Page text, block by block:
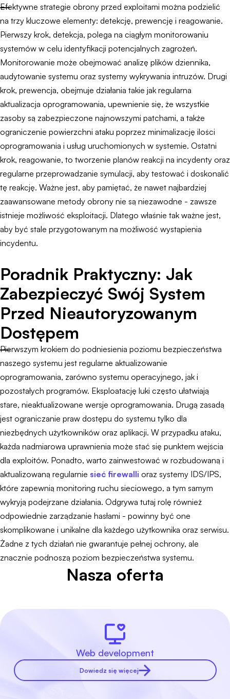
Efektywne strategie obrony przed exploitami można podzielić
na trzy kluczowe elementy: detekcję, prewencję i reagowanie.
Pierwszy krok, detekcja, polega na ciągłym monitorowaniu
systemów w celu identyfikacji potencjalnych zagrożeń.
Monitorowanie może obejmować analizę plików dziennika,
audytowanie systemu oraz systemy wykrywania intruzów. Drugi
krok, prewencja, obejmuje działania takie jak regularna
aktualizacja oprogramowania, upewnienie się, że wszystkie
zasoby są zabezpieczone najnowszymi patchami, a także
ograniczenie powierzchni ataku poprzez minimalizację ilości
oprogramowania i usług uruchomionych w systemie. Ostatni
krok, reagowanie, to tworzenie planów reakcji na incydenty oraz
regularne przeprowadzanie symulacji, aby testować i doskonalić
tę reakcję. Ważne jest, aby pamiętać, że nawet najbardziej
zaawansowane metody obrony nie są niezawodne - zawsze
istnieje możliwość eksploitacji. Dlatego właśnie tak ważne jest,
aby być stale przygotowanym na możliwość wystąpienia
incydentu.
Poradnik Praktyczny: Jak
Zabezpieczyć Swój System
Przed Nieautoryzowanym
Dostępem
Pierwszym krokiem do podniesienia poziomu bezpieczeństwa
naszego systemu jest regularne aktualizowanie
oprogramowania, zarówno systemu operacyjnego, jak i
pozostałych programów. Eksploatację luki często ułatwiają
stare, nieaktualizowane wersje oprogramowania. Drugą zasadą
jest ograniczanie praw dostępu do systemu tylko dla
niezbędnych użytkowników oraz aplikacji. W przypadku ataku,
każda nadmiarowa uprawnienia może stać się punktem wejścia
dla exploitów. Ponadto, warto zainwestować w rozbudowaną i
aktualizowaną regularnie sieć firewalli oraz systemy IDS/IPS,
które zapewnią monitoring ruchu sieciowego, a tym samym
wykryją podejrzane działania. Odgrywa tutaj rolę również
odpowiednie zarządzanie hasłami - powinny być one
skomplikowane i unikalne dla każdego użytkownika oraz serwisu.
Żadne z tych działań nie gwarantuje pełnej ochrony, ale
znacznie podnoszą poziom bezpieczeństwa systemu.
Nasza oferta
Web development
Dowiedz się więcej